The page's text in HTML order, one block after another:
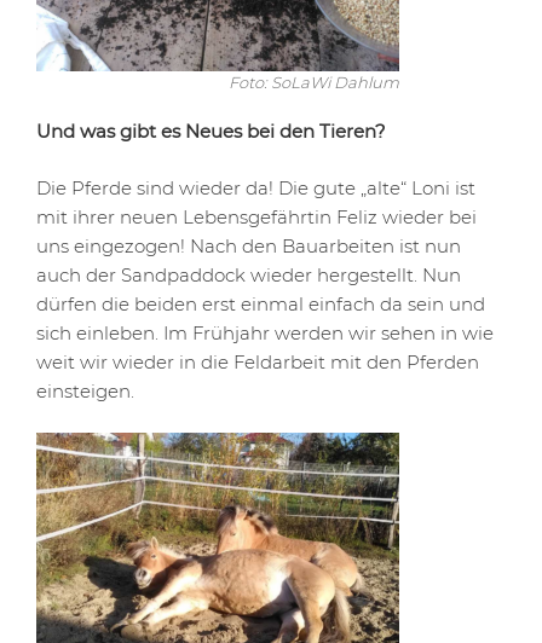
Foto: SoLaWi Dahlum
Und was gibt es Neues bei den Tieren?
Die Pferde sind wieder da! Die gute „alte“ Loni ist
mit ihrer neuen Lebensgefährtin Feliz wieder bei
uns eingezogen! Nach den Bauarbeiten ist nun
auch der Sandpaddock wieder hergestellt. Nun
dürfen die beiden erst einmal einfach da sein und
sich einleben. Im Frühjahr werden wir sehen in wie
weit wir wieder in die Feldarbeit mit den Pferden
einsteigen.